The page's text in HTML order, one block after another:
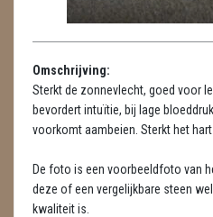
LUXE HANGERS
HARTEN
HUISREINIGING
KAARSEN
LAMPEN
MASSAGE
Omschrijving:
Sterkt de zonnevlecht, goed voor
bevordert intuïtie, bij lage
voorkomt aambeien. Sterkt het
De foto is een voorbeeldfoto van
deze of een vergelijkbare steen
kwaliteit is.